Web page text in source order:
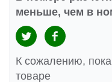
меньше, чем в
К сожалению,
товаре